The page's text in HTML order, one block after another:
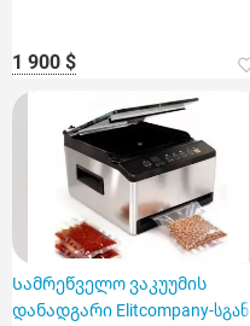
1 900 $
Სამრეწველო ვაკუუმის
დანადგარი Elitcompany-სგან